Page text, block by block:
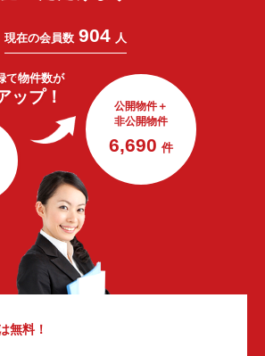
現在の会員数 904 人
で物件数が
ップ！
公開物件＋
非公開物件
6,690 件
無料！